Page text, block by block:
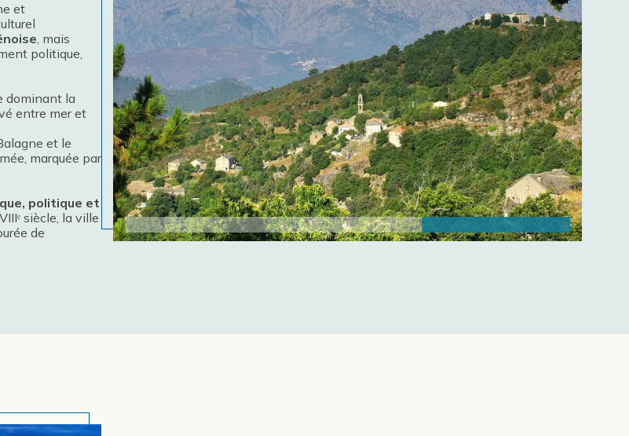
et
, mais
politique,
dominant la
entre mer et
et le
marquée par
politique et
siècle, la ville
de